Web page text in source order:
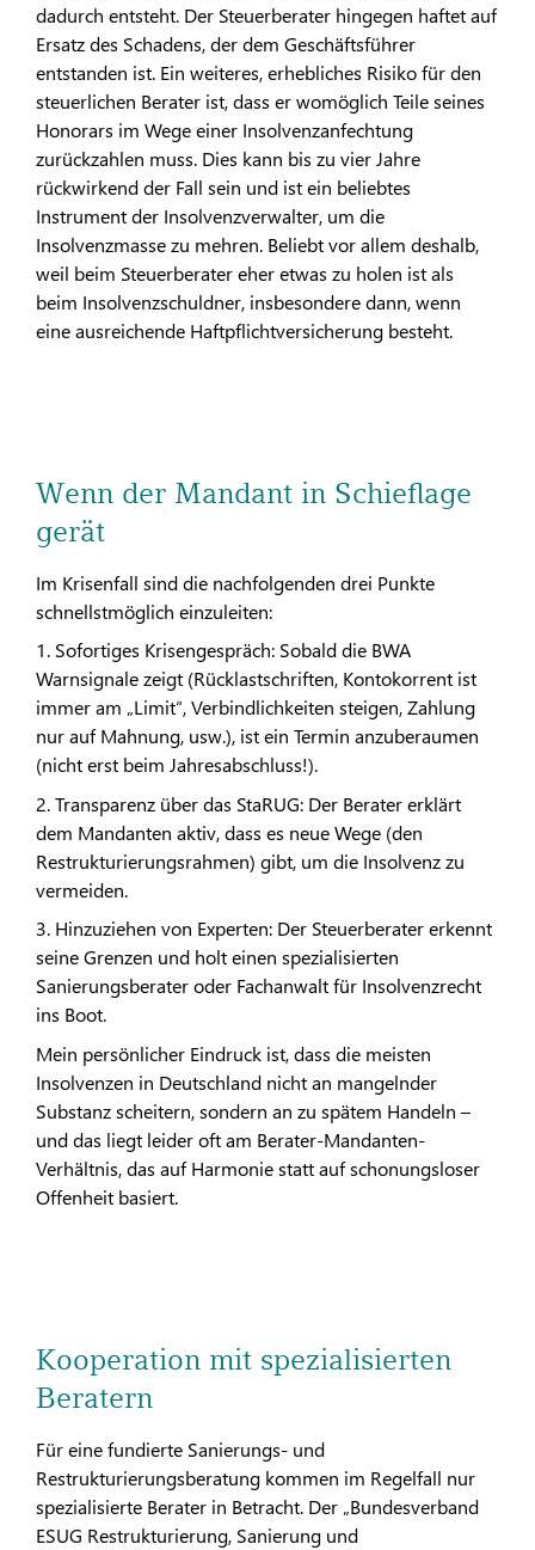
dadurch entsteht. Der Steuerberater hingegen haftet auf
Ersatz des Schadens, der dem Geschäftsführer
entstanden ist. Ein weiteres, erhebliches Risiko für den
steuerlichen Berater ist, dass er womöglich Teile seines
Honorars im Wege einer Insolvenzanfechtung
zurückzahlen muss. Dies kann bis zu vier Jahre
rückwirkend der Fall sein und ist ein beliebtes
Instrument der Insolvenzverwalter, um die
Insolvenzmasse zu mehren. Beliebt vor allem deshalb,
weil beim Steuerberater eher etwas zu holen ist als
beim Insolvenzschuldner, insbesondere dann, wenn
eine ausreichende Haftpflichtversicherung besteht.
Wenn der Mandant in Schieflage
gerät
Im Krisenfall sind die nachfolgenden drei Punkte
schnellstmöglich einzuleiten:
1. Sofortiges Krisengespräch: Sobald die BWA
Warnsignale zeigt (Rücklastschriften, Kontokorrent ist
immer am „Limit“, Verbindlichkeiten steigen, Zahlung
nur auf Mahnung, usw.), ist ein Termin anzuberaumen
(nicht erst beim Jahresabschluss!).
2. Transparenz über das StaRUG: Der Berater erklärt
dem Mandanten aktiv, dass es neue Wege (den
Restrukturierungsrahmen) gibt, um die Insolvenz zu
vermeiden.
3. Hinzuziehen von Experten: Der Steuerberater erkennt
seine Grenzen und holt einen spezialisierten
Sanierungsberater oder Fachanwalt für Insolvenzrecht
ins Boot.
Mein persönlicher Eindruck ist, dass die meisten
Insolvenzen in Deutschland nicht an mangelnder
Substanz scheitern, sondern an zu spätem Handeln –
und das liegt leider oft am Berater-Mandanten-
Verhältnis, das auf Harmonie statt auf schonungsloser
Offenheit basiert.
Kooperation mit spezialisierten
Beratern
Für eine fundierte Sanierungs- und
Restrukturierungsberatung kommen im Regelfall nur
spezialisierte Berater in Betracht. Der „Bundesverband
ESUG Restrukturierung, Sanierung und